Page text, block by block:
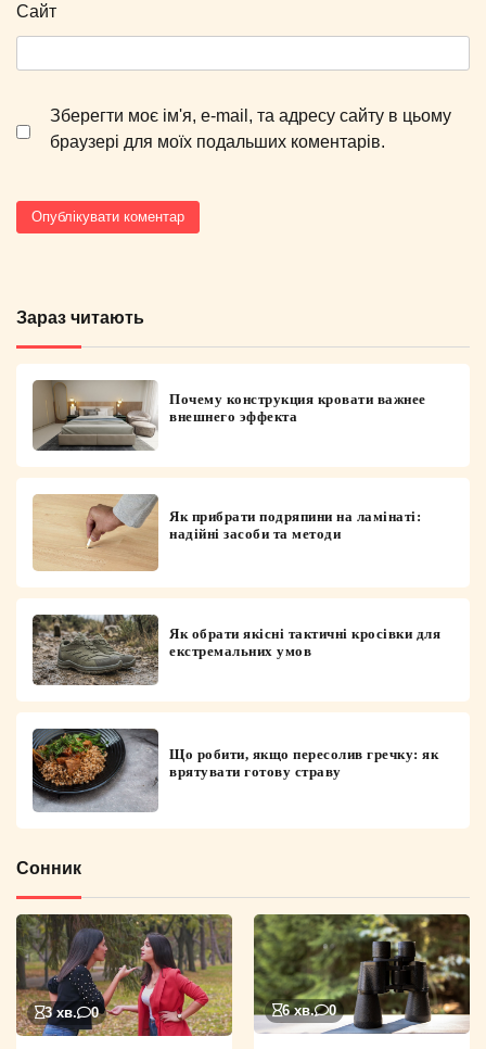
Сайт
Зберегти моє ім'я, e-mail, та адресу сайту в цьому
браузері для моїх подальших коментарів.
Зараз читають
Почему конструкция кровати важнее
внешнего эффекта
Як прибрати подряпини на ламінаті:
надійні засоби та методи
Як обрати якісні тактичні кросівки для
екстремальних умов
Що робити, якщо пересолив гречку: як
врятувати готову страву
Сонник
3 хв. 0 6 хв. 0